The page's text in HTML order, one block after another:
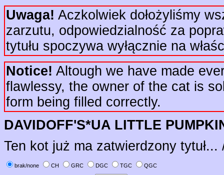
Uwaga! Aczkolwiek dołożyliśmy
zarzutu, odpowiedzialność za
tytułu spoczywa wyłącznie na
Notice! Altough we have made
flawlessy, the owner of the cat is
form being filled correctly.
DAVIDOFF'S*UA LITTLE
Ten kot już ma zatwierdzony
brak/none CH GRC DGC TGC QGC